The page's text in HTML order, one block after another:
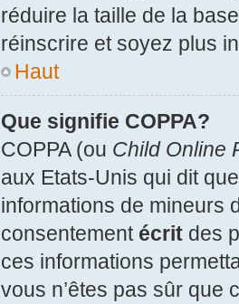
réduire la taille de la
réinscrire et soyez plus
Haut
Que signifie COPPA?
COPPA (ou Child Online
aux Etats-Unis qui dit
informations de mineurs
consentement écrit des
ces informations
vous n’êtes pas sûr que